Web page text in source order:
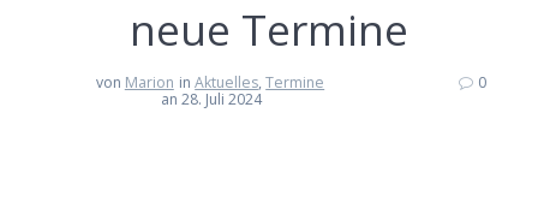
neue Termine
von Marion inAktuelles,Termine
an 28. Juli 2024
0